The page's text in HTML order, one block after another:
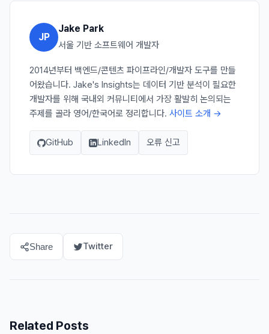
JP
Jake Park
서울 기반 소프트웨어 개발자
2014년부터 백엔드/콘텐츠 파이프라인/개발자 도구를 만들
어왔습니다. Jake's Insights는 데이터 기반 분석이 필요한
개발자를 위해 국내외 커뮤니티에서 가장 활발히 논의되는
주제를 골라 영어/한국어로 정리합니다. 사이트 소개 →
GitHub LinkedIn 오류 신고
Share Twitter
Related Posts